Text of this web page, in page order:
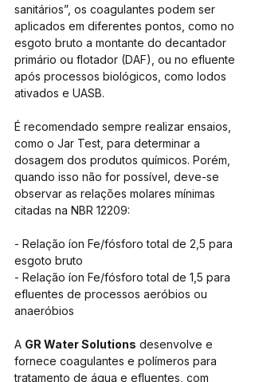
sanitários”, os coagulantes podem ser
aplicados em diferentes pontos, como no
esgoto bruto a montante do decantador
primário ou flotador (DAF), ou no efluente
após processos biológicos, como lodos
ativados e UASB.
É recomendado sempre realizar ensaios,
como o Jar Test, para determinar a
dosagem dos produtos químicos. Porém,
quando isso não for possível, deve-se
observar as relações molares mínimas
citadas na NBR 12209:
- Relação íon Fe/fósforo total de 2,5 para
esgoto bruto
- Relação íon Fe/fósforo total de 1,5 para
efluentes de processos aeróbios ou
anaeróbios
A GR Water Solutions desenvolve e
fornece coagulantes e polímeros para
tratamento de água e efluentes, com